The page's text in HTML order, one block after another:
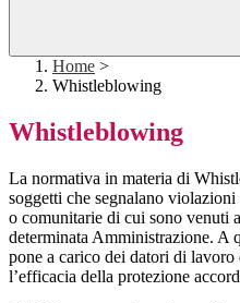
Home >
Whistleblowing
Whistleblowing
La normativa in materia di
soggetti che segnalano
o comunitarie di cui sono venuti
determinata Amministrazione. A
pone a carico dei datori di
l’efficacia della protezione